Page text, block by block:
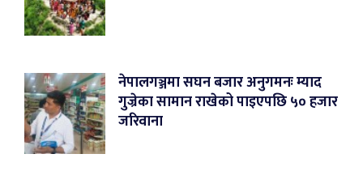
नेपालगञ्जमा सघन बजार अनुगमनः म्याद
गुज्रेका सामान राखेको पाइएपछि ५० हजार
जरिवाना